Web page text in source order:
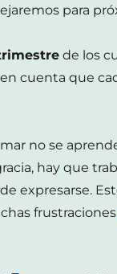
para
de los
cuenta que
no se
hay que
expresarse.
frustraciones